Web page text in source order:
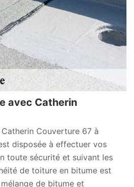
avec Catherin
Couverture 67 à
disposée à effectuer vos
toute sécurité et suivant les
de toiture en bitume est
mélange de bitume et